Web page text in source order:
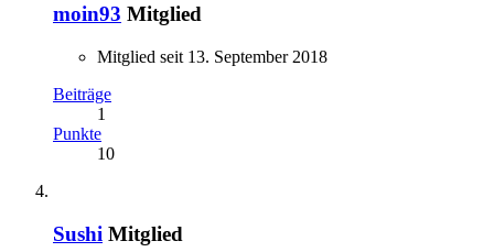
moin93 Mitglied
Mitglied seit 13. September 2018
Beiträge
1
Punkte
10
Sushi Mitglied